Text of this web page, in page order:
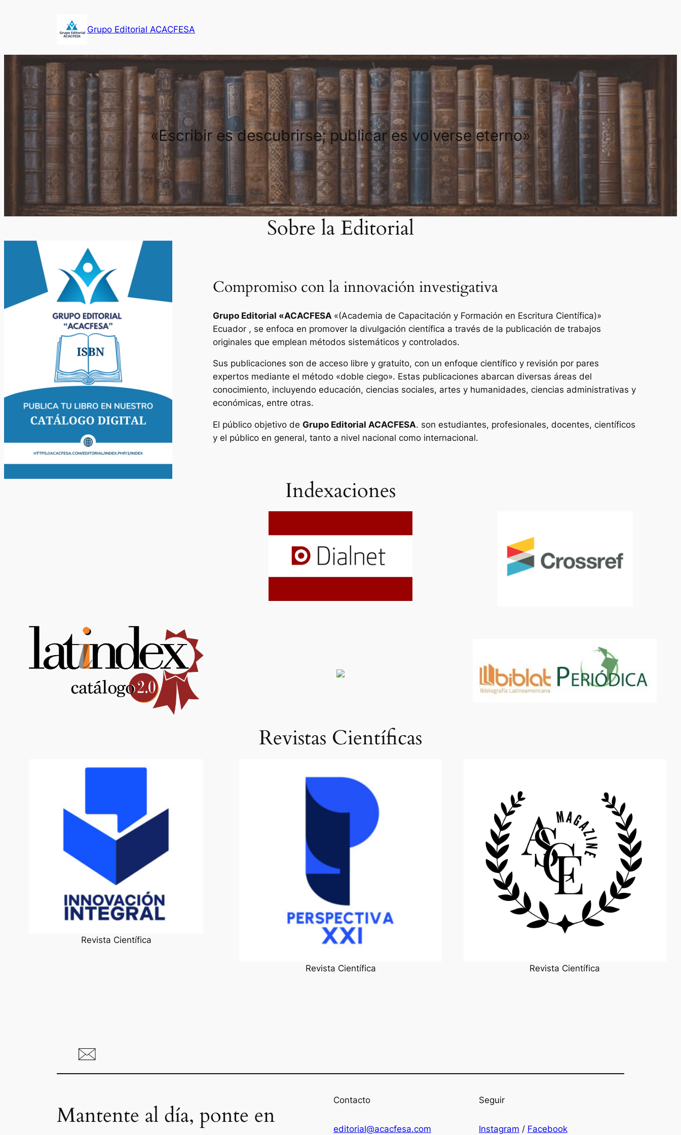
Grupo Editorial ACACFESA
«Escribir es descubrirse; publicar es volverse eterno»
Sobre la Editorial
Compromiso con la innovación investigativa
Grupo Editorial «ACACFESA «(Academia de Capacitación y Formación en Escritura Científica)»
Ecuador , se enfoca en promover la divulgación científica a través de la publicación de trabajos
originales que emplean métodos sistemáticos y controlados.
Sus publicaciones son de acceso libre y gratuito, con un enfoque científico y revisión por pares
expertos mediante el método «doble ciego». Estas publicaciones abarcan diversas áreas del
conocimiento, incluyendo educación, ciencias sociales, artes y humanidades, ciencias administrativas y
económicas, entre otras.
El público objetivo de Grupo Editorial ACACFESA. son estudiantes, profesionales, docentes, científicos
y el público en general, tanto a nivel nacional como internacional.
Indexaciones
Revistas Científicas
Revista Científica
Revista Científica Revista Científica
Mantente al día, ponte en
Contacto
editorial@acacfesa.com
Seguir
Instagram / Facebook